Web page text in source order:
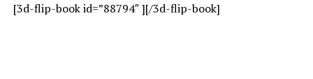
[3d-flip-book id=”88794″ ][/3d-flip-book]